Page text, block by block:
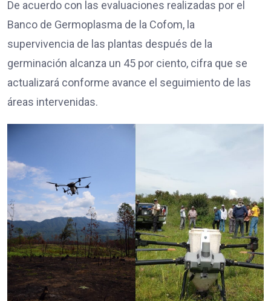
De acuerdo con las evaluaciones realizadas por el
Banco de Germoplasma de la Cofom, la
supervivencia de las plantas después de la
germinación alcanza un 45 por ciento, cifra que se
actualizará conforme avance el seguimiento de las
áreas intervenidas.